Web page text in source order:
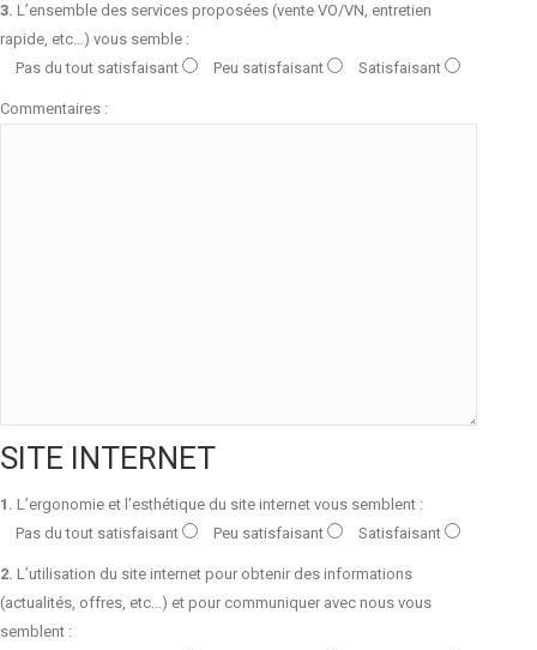
3. L’ensemble des services proposées (vente VO/VN, entretien
rapide, etc…) vous semble :
Pas du tout satisfaisant
Peu satisfaisant Satisfaisant
Commentaires :
SITE INTERNET
1. L’ergonomie et l’esthétique du site internet vous semblent :
Pas du tout satisfaisant
Peu satisfaisant Satisfaisant
2. L’utilisation du site internet pour obtenir des informations
(actualités, offres, etc…) et pour communiquer avec nous vous
semblent :